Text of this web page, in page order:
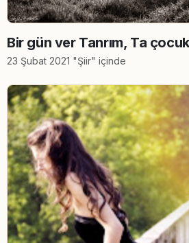
Bir gün ver Tanrım, Ta
23 Şubat 2021 "Şiir" içinde